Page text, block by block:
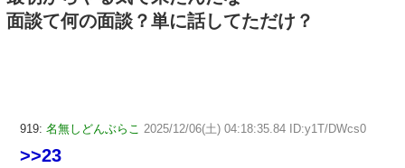
面談て何の面談？単に話してただけ？
919: 名無しどんぶらこ 2025/12/06(土) 04:18:35.84 ID:y1T/DWcs0
>>23